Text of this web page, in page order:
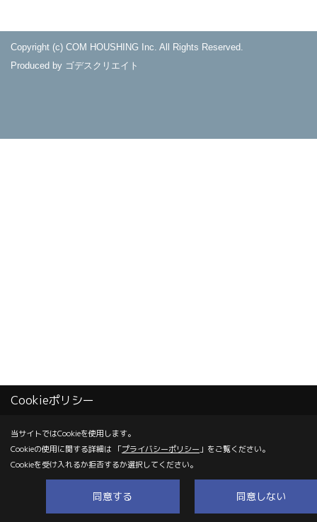
Copyright (c) COM HOUSHING Inc. All Rights Reserved.
Produced by ゴデスクリエイト
Cookieポリシー
当サイトではCookieを使用します。
Cookieの使用に関する詳細は 「プライバシーポリシー 」をご覧ください。
Cookieを受け入れるか拒否するか選択してください。
同意する 同意しない